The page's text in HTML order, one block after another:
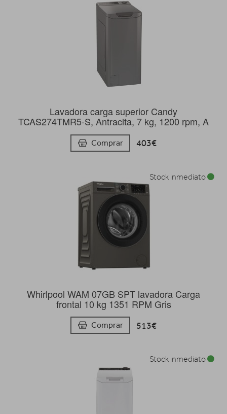
Lavadora carga superior Candy
TCAS274TMR5-S, Antracita, 7 kg, 1200 rpm, A
Comprar 403€
Whirlpool WAM 07GB SPT lavadora Carga
frontal 10 kg 1351 RPM Gris
Comprar 513€
Stock inmediato
Stock inmediato